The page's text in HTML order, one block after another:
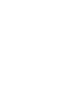
output image path.